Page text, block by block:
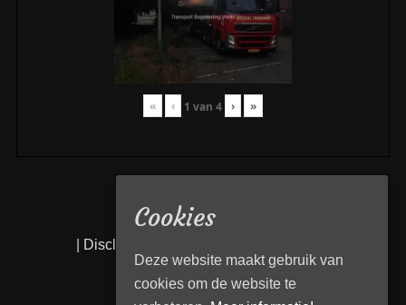
« ‹ 1 van 4 › »
Disclaimer
Cookies
Deze website maakt gebruik van
cookies om de website te